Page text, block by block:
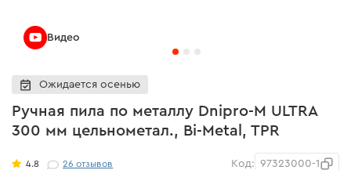
Ручная пила по металлу Dnipro-M ULTRA
300 мм цельнометал., Bi-Metal, TPR
4.8 26отзывов Код: 97323000-1
Ожидается осенью
Видео